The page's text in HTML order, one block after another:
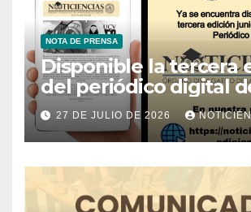
NOTA DE PRENSA
Disponible la tercera
del periódico digital
Noticiencias 2026
27 DE JULIO DE 2026